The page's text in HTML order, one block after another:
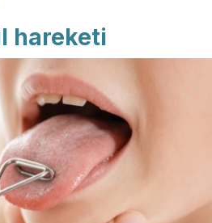
hareketi